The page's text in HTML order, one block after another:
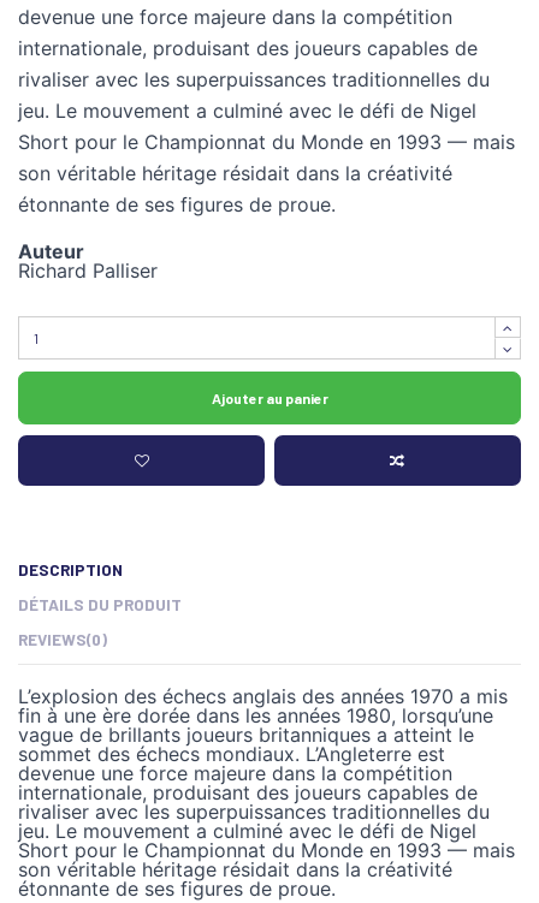
devenue une force majeure dans la compétition
internationale, produisant des joueurs capables de
rivaliser avec les superpuissances traditionnelles du
jeu. Le mouvement a culminé avec le défi de Nigel
Short pour le Championnat du Monde en 1993 — mais
son véritable héritage résidait dans la créativité
étonnante de ses figures de proue.
Auteur
Richard Palliser
Ajouter au panier
DESCRIPTION
DÉTAILS DU PRODUIT
REVIEWS(0)
L’explosion des échecs anglais des années 1970 a mis
fin à une ère dorée dans les années 1980, lorsqu’une
vague de brillants joueurs britanniques a atteint le
sommet des échecs mondiaux. L’Angleterre est
devenue une force majeure dans la compétition
internationale, produisant des joueurs capables de
rivaliser avec les superpuissances traditionnelles du
jeu. Le mouvement a culminé avec le défi de Nigel
Short pour le Championnat du Monde en 1993 — mais
son véritable héritage résidait dans la créativité
étonnante de ses figures de proue.